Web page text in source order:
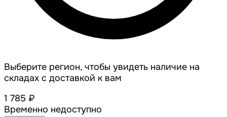
Выберите регион, чтобы увидеть наличие на
складах с доставкой к вам
1 785 ₽
Временно недоступно